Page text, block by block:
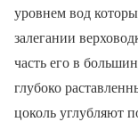
уровнем вод
залегании
часть его в
глубоко
цоколь углубляют